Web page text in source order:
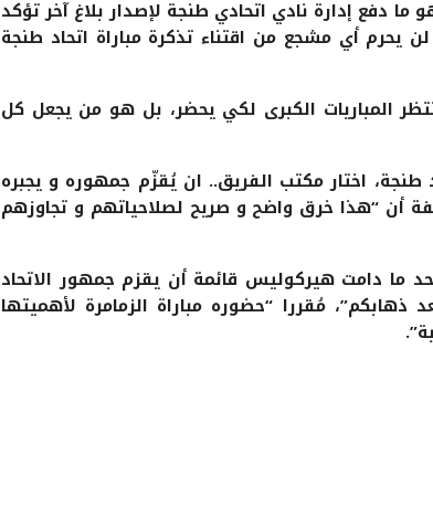
ما دفع إدارة نادي اتحادي طنجة لإصدار بلاغ آخر تؤكد
يحرم أي مشجع من اقتناء تذكرة مباراة اتحاد طنجة
المباريات الكبرى لكي يحضر، بل هو من يجعل كل
اختار مكتب الفريق.. ان يُقزّم جمهوره و يجبره
أن “هذا خرق واضح و صريح لصلاحياتهم و تجاوزهم
ما دامت هيركوليس قائمة أن يقزم جمهور الاتحاد
مُقررا “حضوره مباراة الزمامرة لأهميتها